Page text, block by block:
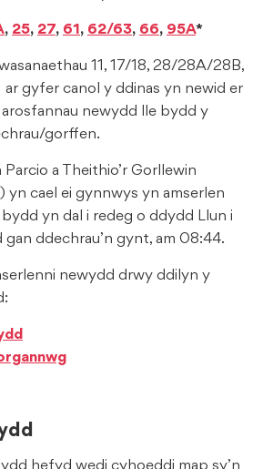
, 25, 27, 61, 62/63, 66, 95A*
11, 17/18, 28/28A/28B,
gyfer canol y ddinas yn newid er
newydd lle bydd y
gorffen.
a Theithio’r Gorllewin
yn cael ei gynnwys yn amserlen
yn dal i redeg o ddydd Llun i
ddechrau’n gynt, am 08:44.
newydd drwy ddilyn y